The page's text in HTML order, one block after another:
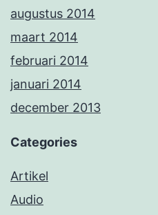
augustus 2014
maart 2014
februari 2014
januari 2014
december 2013
Categories
Artikel
Audio